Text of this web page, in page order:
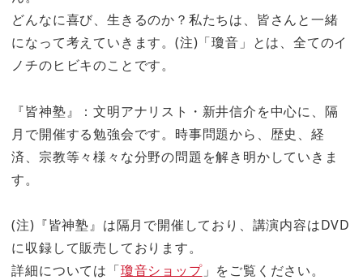
どんなに喜び、生きるのか？私たちは、皆さんと一緒
になって考えていきます。(注)「瓊音」とは、全てのイ
ノチのヒビキのことです。
『皆神塾』：文明アナリスト・新井信介を中心に、隔
月で開催する勉強会です。時事問題から、歴史、経
済、宗教等々様々な分野の問題を解き明かしていきま
す。
(注)『皆神塾』は隔月で開催しており、講演内容はDVD
に収録して販売しております。
詳細については「瓊音ショップ」をご覧ください。